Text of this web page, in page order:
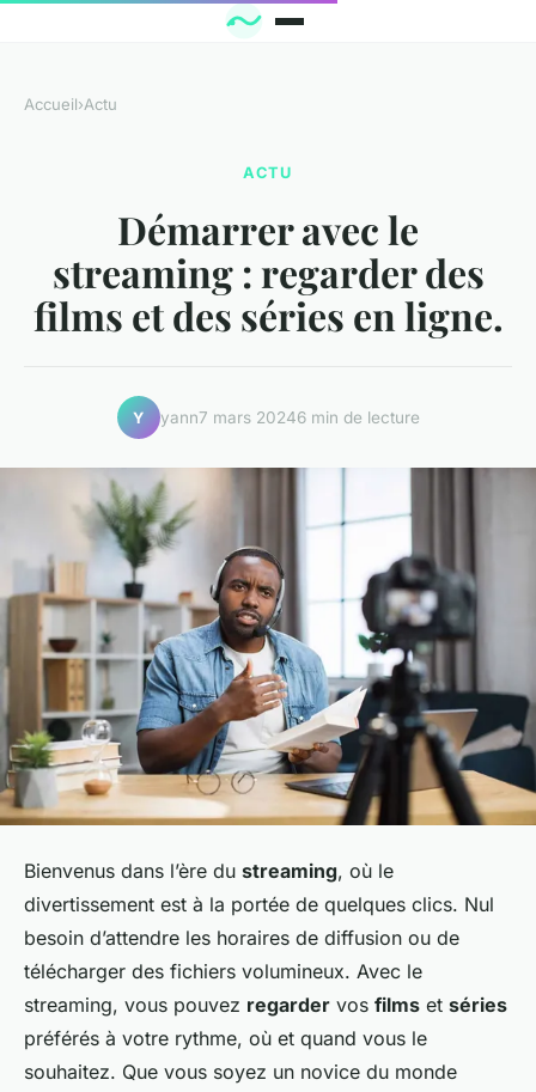
Accueil›Actu
ACTU
Démarrer avec le
streaming : regarder des
films et des séries en ligne.
Y yann7 mars 20246 min de lecture
Bienvenus dans l’ère du streaming, où le
divertissement est à la portée de quelques clics. Nul
besoin d’attendre les horaires de diffusion ou de
télécharger des fichiers volumineux. Avec le
streaming, vous pouvez regarder vos films et séries
préférés à votre rythme, où et quand vous le
souhaitez. Que vous soyez un novice du monde